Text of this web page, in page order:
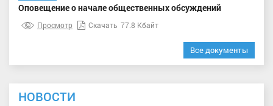
Оповещение о начале общественных обсуждений
Просмотр Скачать 77.8 Кбайт
Все документы
НОВОСТИ